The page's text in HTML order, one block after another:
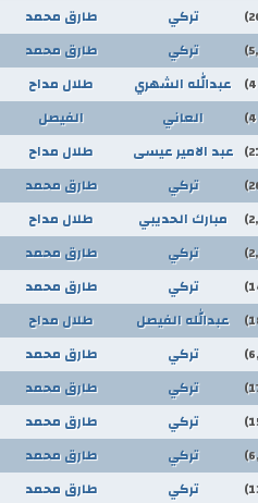
تركي طارق محمد
تركي طارق محمد
عبدالله الشهري طلال مداح
العاني الفيصل
عبد الامير عيسى طلال مداح
تركي طارق محمد
مبارك الحديبي طلال مداح
تركي طارق محمد
تركي طارق محمد
عبدالله الفيصل طلال مداح
تركي طارق محمد
تركي طارق محمد
تركي طارق محمد
تركي طارق محمد
تركي طارق محمد